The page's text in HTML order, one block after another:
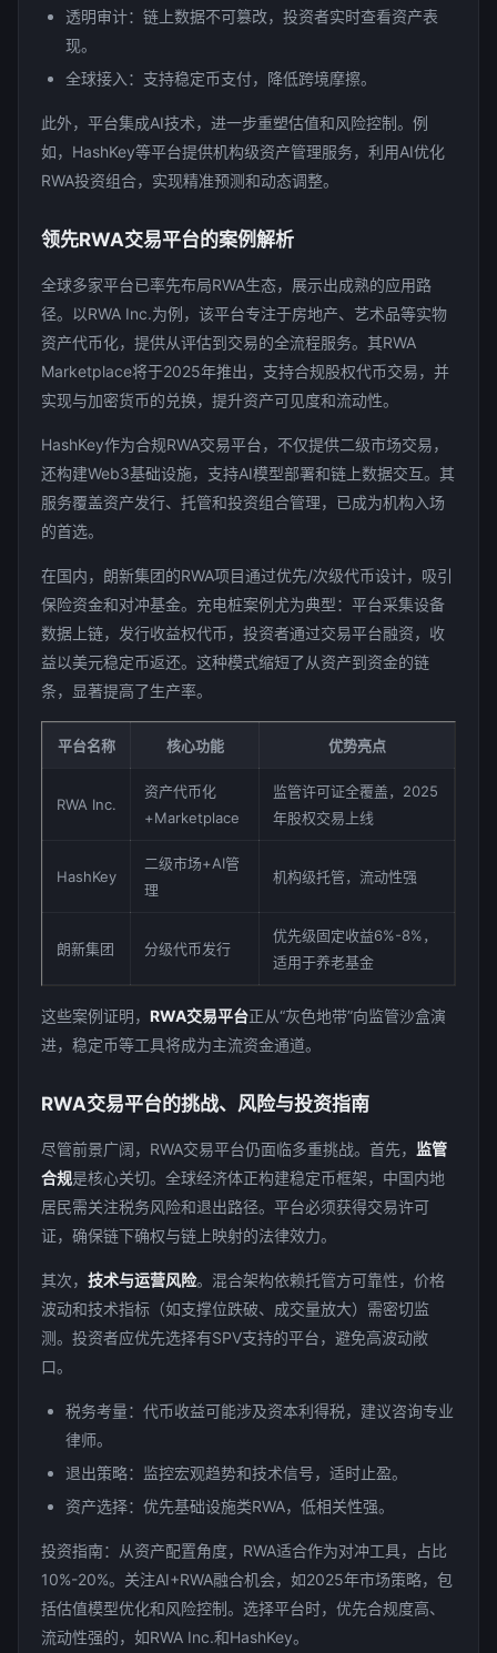
透明审计：链上数据不可篡改，投资者实时查看资产表
现。
全球接入：支持稳定币支付，降低跨境摩擦。
此外，平台集成AI技术，进一步重塑估值和风险控制。例
如，HashKey等平台提供机构级资产管理服务，利用AI优化
RWA投资组合，实现精准预测和动态调整。
领先RWA交易平台的案例解析
全球多家平台已率先布局RWA生态，展示出成熟的应用路
径。以RWA Inc.为例，该平台专注于房地产、艺术品等实物
资产代币化，提供从评估到交易的全流程服务。其RWA
Marketplace将于2025年推出，支持合规股权代币交易，并
实现与加密货币的兑换，提升资产可见度和流动性。
HashKey作为合规RWA交易平台，不仅提供二级市场交易，
还构建Web3基础设施，支持AI模型部署和链上数据交互。其
服务覆盖资产发行、托管和投资组合管理，已成为机构入场
的首选。
在国内，朗新集团的RWA项目通过优先/次级代币设计，吸引
保险资金和对冲基金。充电桩案例尤为典型：平台采集设备
数据上链，发行收益权代币，投资者通过交易平台融资，收
益以美元稳定币返还。这种模式缩短了从资产到资金的链
条，显著提高了生产率。
平台名称 核心功能 优势亮点
RWA Inc.
资产代币化
+Marketplace
监管许可证全覆盖，2025
年股权交易上线
HashKey
二级市场+AI管
理
机构级托管，流动性强
朗新集团 分级代币发行
优先级固定收益6%-8%，
适用于养老基金
这些案例证明， RWA交易平台正从“灰色地带”向监管沙盒演
进，稳定币等工具将成为主流资金通道。
RWA交易平台的挑战、风险与投资指南
尽管前景广阔，RWA交易平台仍面临多重挑战。首先， 监管
合规是核心关切。全球经济体正构建稳定币框架，中国内地
居民需关注税务风险和退出路径。平台必须获得交易许可
证，确保链下确权与链上映射的法律效力。
其次， 技术与运营风险。混合架构依赖托管方可靠性，价格
波动和技术指标（如支撑位跌破、成交量放大）需密切监
测。投资者应优先选择有SPV支持的平台，避免高波动敞
口。
税务考量：代币收益可能涉及资本利得税，建议咨询专业
律师。
退出策略：监控宏观趋势和技术信号，适时止盈。
资产选择：优先基础设施类RWA，低相关性强。
投资指南：从资产配置角度，RWA适合作为对冲工具，占比
10%-20%。关注AI+RWA融合机会，如2025年市场策略，包
括估值模型优化和风险控制。选择平台时，优先合规度高、
流动性强的，如RWA Inc.和HashKey。